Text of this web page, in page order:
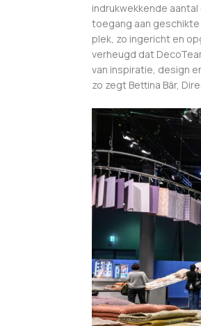
indrukwekkende
toegang aan
plek, zo ingericht en
verheugd dat
van inspiratie, design
zo zegt Bettina Bär,